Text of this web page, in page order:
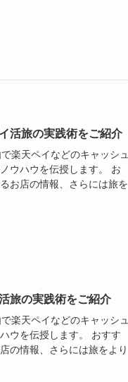
活旅の実践術をご紹介
楽天ペイなどのキャッシュ
ウハウを伝授します。 お
お店の情報、さらには旅を
旅の実践術をご紹介
楽天ペイなどのキャッシュ
ウを伝授します。 おすす
の情報、さらには旅をより